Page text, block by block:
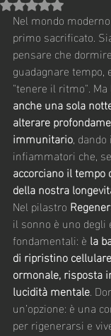
Valutazione NaN
Nel mondo
primo sacrificato.
pensare che
guadagnare
"tenere il ritmo".
anche una sola
alterare
immunitario,
infiammatori che,
accorciano il
della nostra
Nel pilastro
il sonno è uno
fondamentali: è la
di ripristino
ormonale, risposta
lucidità mentale.
un’opzione: è una
per rigenerarsi e